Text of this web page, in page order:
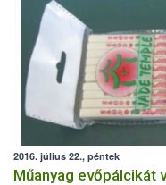
2016. július 22., péntek
Műanyag evőpálcikát